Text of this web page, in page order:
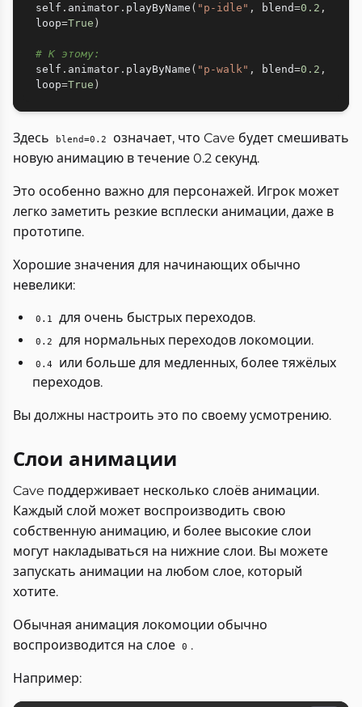
self . animator . playByName ( "p-idle" , blend=0.2 ,
loop=True )
# К этому:
self . animator . playByName ( "p-walk" , blend=0.2 ,
loop=True )
Здесь blend=0.2
означает, что Cave будет смешивать
новую анимацию в течение 0.2 секунд.
Это особенно важно для персонажей. Игрок может
легко заметить резкие всплески анимации, даже в
прототипе.
Хорошие значения для начинающих обычно
невелики:
0.1 для очень быстрых переходов.
0.2 для нормальных переходов локомоции.
0.4
или больше для медленных, более тяжёлых
переходов.
Вы должны настроить это по своему усмотрению.
Слои анимации
Cave поддерживает несколько слоёв анимации.
Каждый слой может воспроизводить свою
собственную анимацию, и более высокие слои
могут накладываться на нижние слои. Вы можете
запускать анимации на любом слое, который
хотите.
Обычная анимация локомоции обычно
воспроизводится на слое 0 .
Например: